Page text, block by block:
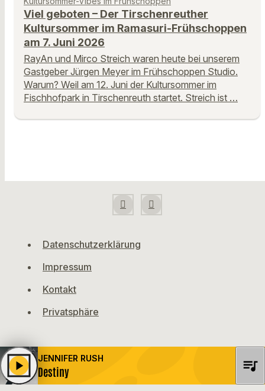
Viel geboten – Der Tirschenreuther
Kultursommer im Ramasuri-Frühschoppen
am 7. Juni 2026
RayAn und Mirco Streich waren heute bei unserem
Gastgeber Jürgen Meyer im Frühschoppen Studio.
Warum? Weil am 12. Juni der Kultursommer im
Fischhofpark in Tirschenreuth startet. Streich ist …
Datenschutzerklärung
Impressum
Kontakt
Privatsphäre
JENNIFER RUSH
Destiny
play_arrow queue_music